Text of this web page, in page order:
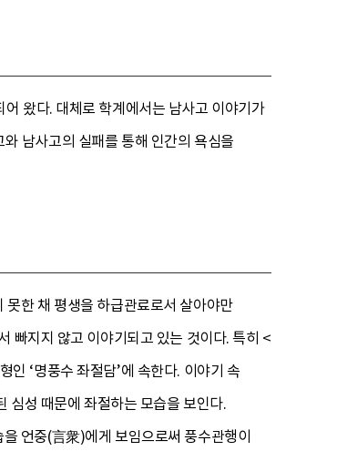
왔다. 대체로 학계에서는 남사고 이야기가
남사고의 실패를 통해 인간의 욕심을
한 채 평생을 하급관료로서 살아야만
빠지지 않고 이야기되고 있는 것이다. 특히 <
‘명풍수 좌절담’에 속한다. 이야기 속
심성 때문에 좌절하는 모습을 보인다.
언중(言衆)에게 보임으로써 풍수관행이